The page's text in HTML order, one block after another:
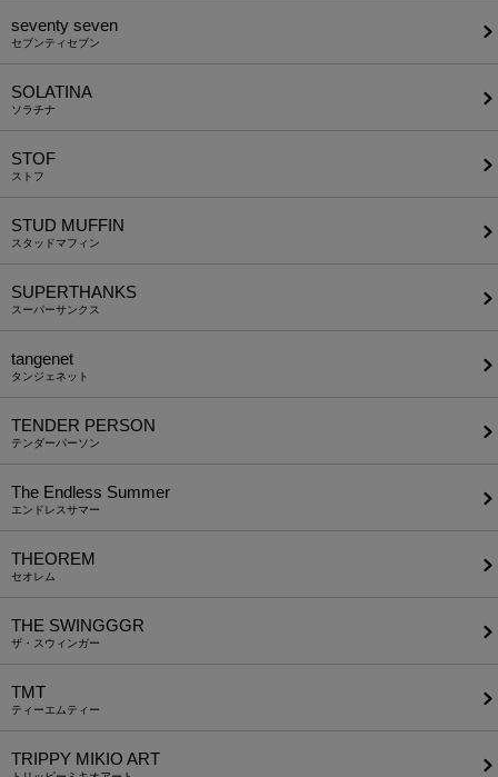
seventy seven
セブンティセブン
SOLATINA
ソラチナ
STOF
ストフ
STUD MUFFIN
スタッドマフィン
SUPERTHANKS
スーパーサンクス
tangenet
タンジェネット
TENDER PERSON
テンダーパーソン
The Endless Summer
エンドレスサマー
THEOREM
セオレム
THE SWINGGGR
ザ・スウィンガー
TMT
ティーエムティー
TRIPPY MIKIO ART